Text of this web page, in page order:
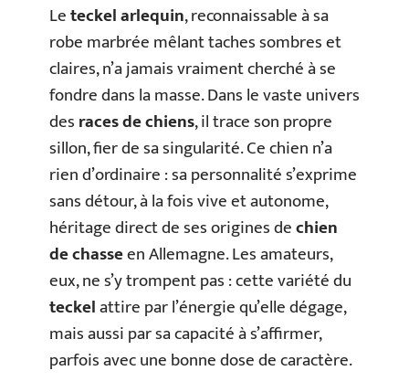
Leteckel arlequin, reconnaissable à sa
robe marbrée mêlant taches sombres et
claires, n’a jamais vraiment cherché à se
fondre dans la masse. Dans le vaste univers
desraces de chiens, il trace son propre
sillon, fier de sa singularité. Ce chien n’a
rien d’ordinaire : sa personnalité s’exprime
sans détour, à la fois vive et autonome,
héritage direct de ses origines dechien
de chasseen Allemagne. Les amateurs,
eux, ne s’y trompent pas : cette variété du
teckelattire par l’énergie qu’elle dégage,
mais aussi par sa capacité à s’affirmer,
parfois avec une bonne dose de caractère.